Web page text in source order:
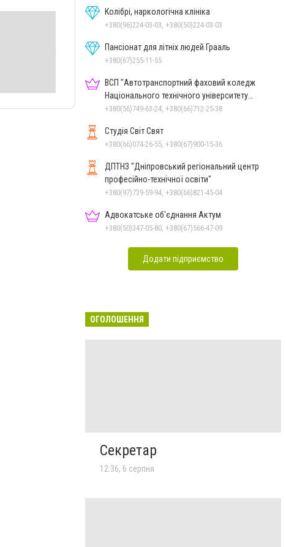
Колібрі, наркологічна клініка
+380(96)224-03-03, +380(50)224-03-03
Пансіонат для літніх людей Грааль
+380(67)255-11-55
ВСП "Автотранспортний фаховий коледж
Національного технічного університету
"Дніпровська політехніка"
+380(56)749-63-24, +380(66)712-25-38
Студія Світ Свят
+380(66)074-26-55, +380(67)900-15-36
ДПТНЗ "Дніпровський регіональний центр
професійно-технічної освіти"
+380(97)739-59-94, +380(66)821-45-04
Адвокатське об'єднання Актум
+380(50)347-05-80, +380(67)566-47-09
Додати підприємство
ОГОЛОШЕННЯ
Секретар
12:36, 6 серпня